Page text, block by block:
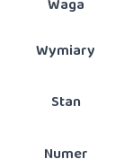
Waga
Wymiary
Stan
Numer